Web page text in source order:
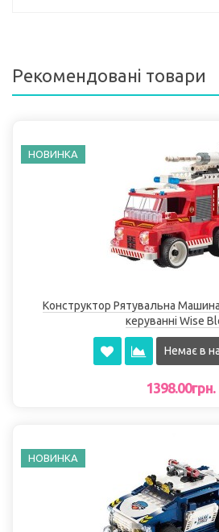
Рекомендовані товари
НОВИНКА
Конструктор Рятувальна
керуванні Wise
Немає в
1398.00грн.
НОВИНКА